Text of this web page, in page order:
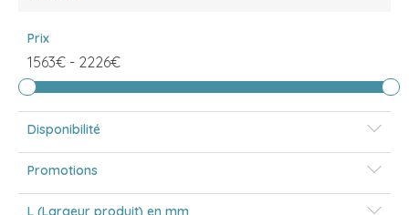
Prix
1563€ - 2226€
Disponibilité
Promotions
L (Largeur produit) en mm